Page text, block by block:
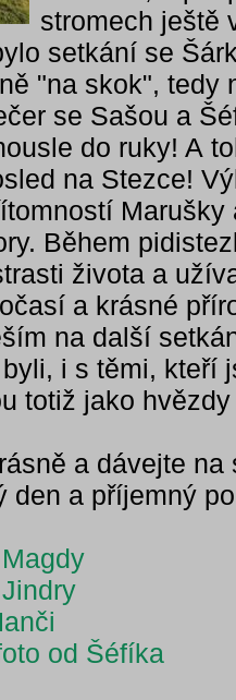
stromech ještě
setkání se
"na skok", tedy
se Sašou a
do ruky! A
na Stezce!
Marušky
Během
života a
a krásné
na další
i s těmi, kteří
totiž jako
a dávejte na
den a příjemný
od Šéfíka